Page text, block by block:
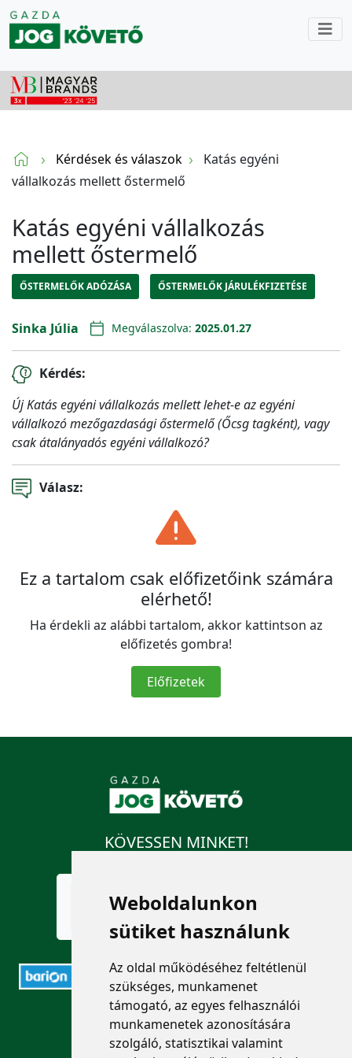
Weboldalunkon
sütiket használunk
Az oldal működéséhez feltétlenül
szükséges, munkamenet
támogató, az egyes felhasználói
munkamenetek azonosítására
szolgáló, statisztikai valamint
Kérdések és válaszok
Katás egyéni
vállalkozás mellett őstermelő
Katás egyéni vállalkozás
mellett őstermelő
ŐSTERMELŐK ADÓZÁSA ŐSTERMELŐK JÁRULÉKFIZETÉSE
Sinka Júlia Megválaszolva: 2025.01.27
Kérdés:
Új Katás egyéni vállalkozás mellett lehet-e az egyéni
vállalkozó mezőgazdasági őstermelő (Őcsg tagként), vagy
csak átalányadós egyéni vállalkozó?
Válasz:
Ez a tartalom csak előfizetőink számára
elérhető!
Ha érdekli az alábbi tartalom, akkor kattintson az
előfizetés gombra!
Előfizetek
KÖVESSEN MINKET!
ELÉRHETŐSÉGEK